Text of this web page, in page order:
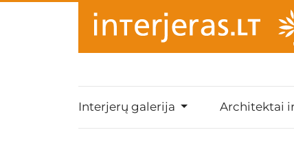
Interjerų galerija Architektai